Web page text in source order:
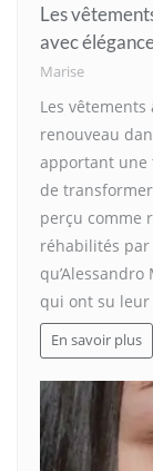
Les
avec
Marise
Les
renouveau
apportant une
de
perçu comme
réhabilités
qui ont su
En savoir plus